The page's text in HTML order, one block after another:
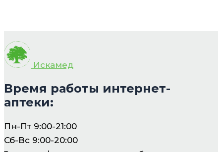
Искамед
Время работы интернет-
аптеки:
Пн-Пт 9:00-21:00
Сб-Вс 9:00-20:00